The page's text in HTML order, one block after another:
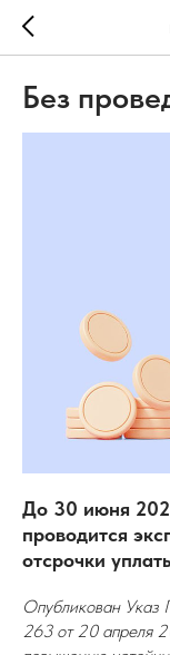
Без
До 30 июня
проводится
отсрочки
Опубликован
263 от 20 апреля